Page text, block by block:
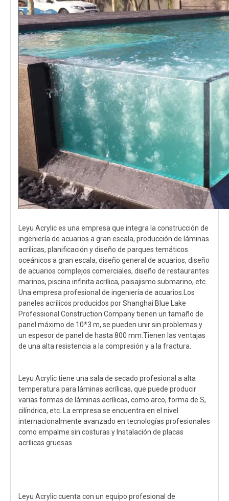
Leyu Acrylic es una empresa que integra la construcción de
ingeniería de acuarios a gran escala, producción de láminas
acrílicas, planificación y diseño de parques temáticos
oceánicos a gran escala, diseño general de acuarios, diseño
de acuarios complejos comerciales, diseño de restaurantes
marinos, piscina infinita acrílica, paisajismo submarino, etc.
Una empresa profesional de ingeniería de acuarios.Los
paneles acrílicos producidos por Shanghai Blue Lake
Professional Construction Company tienen un tamaño de
panel máximo de 10*3 m, se pueden unir sin problemas y
un espesor de panel de hasta 800 mm.Tienen las ventajas
de una alta resistencia a la compresión y a la fractura.
Leyu Acrylic tiene una sala de secado profesional a alta
temperatura para láminas acrílicas, que puede producir
varias formas de láminas acrílicas, como arco, forma de S,
cilíndrica, etc. La empresa se encuentra en el nivel
internacionalmente avanzado en tecnologías profesionales
como empalme sin costuras y Instalación de placas
acrílicas gruesas.
Leyu Acrylic cuenta con un equipo profesional de